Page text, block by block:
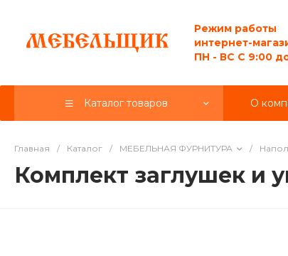
Режим работы
интернет-
ПН - ВС C 9:00
Каталог товаров О
Главная / Каталог / МЕБЕЛЬНАЯ ФУРНИТУРА /
Комплект заглушек и